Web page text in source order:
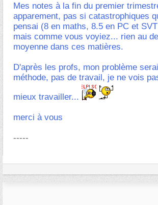
Mes notes à la fin du premier
apparement, pas si catastrophiques
pensai (8 en maths, 8.5 en PC et
mais comme vous voyiez... rien au
moyenne dans ces matières.
D'après les profs, mon problème
méthode, pas de travail, je ne vois
mieux travailler...
merci à vous
-----